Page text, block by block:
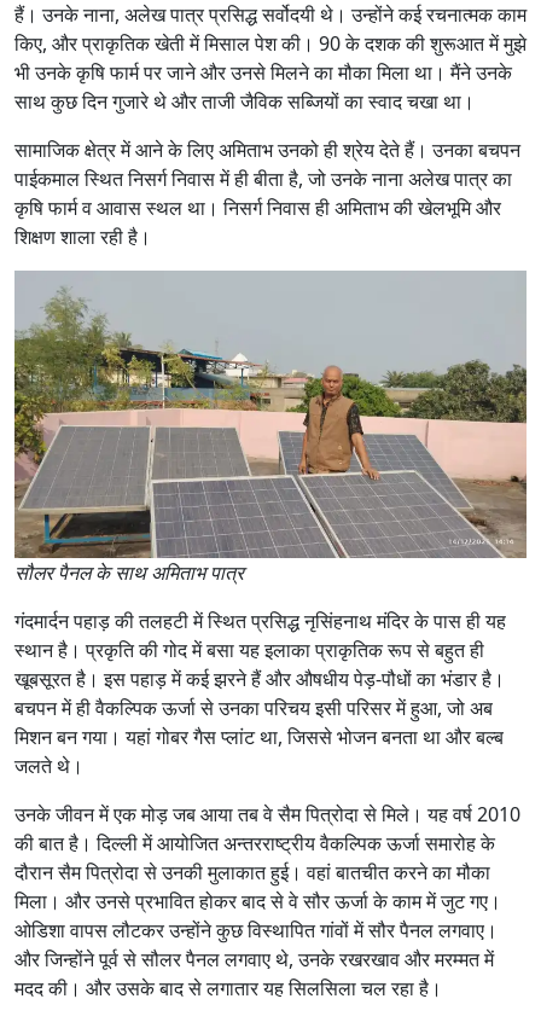
हैं। उनके नाना, अलेख पात्र प्रसिद्ध सर्वोदयी थे। उन्होंने कई रचनात्मक काम
किए, और प्राकृतिक खेती में मिसाल पेश की। 90 के दशक की शुरूआत में मुझे
भी उनके कृषि फार्म पर जाने और उनसे मिलने का मौका मिला था। मैंने उनके
साथ कुछ दिन गुजारे थे और ताजी जैविक सब्जियों का स्वाद चखा था।
सामाजिक क्षेत्र में आने के लिए अमिताभ उनको ही श्रेय देते हैं। उनका बचपन
पाईकमाल स्थित निसर्ग निवास में ही बीता है, जो उनके नाना अलेख पात्र का
कृषि फार्म व आवास स्थल था। निसर्ग निवास ही अमिताभ की खेलभूमि और
शिक्षण शाला रही है।
सौलर पैनल के साथ अमिताभ पात्र
गंदमार्दन पहाड़ की तलहटी में स्थित प्रसिद्ध नृसिंहनाथ मंदिर के पास ही यह
स्थान है। प्रकृति की गोद में बसा यह इलाका प्राकृतिक रूप से बहुत ही
खूबसूरत है। इस पहाड़ में कई झरने हैं और औषधीय पेड़-पौधों का भंडार है।
बचपन में ही वैकल्पिक ऊर्जा से उनका परिचय इसी परिसर में हुआ, जो अब
मिशन बन गया। यहां गोबर गैस प्लांट था, जिससे भोजन बनता था और बल्ब
जलते थे।
उनके जीवन में एक मोड़ जब आया तब वे सैम पित्रोदा से मिले। यह वर्ष 2010
की बात है। दिल्ली में आयोजित अन्तरराष्ट्रीय वैकल्पिक ऊर्जा समारोह के
दौरान सैम पित्रोदा से उनकी मुलाकात हुई। वहां बातचीत करने का मौका
मिला। और उनसे प्रभावित होकर बाद से वे सौर ऊर्जा के काम में जुट गए।
ओडिशा वापस लौटकर उन्होंने कुछ विस्थापित गांवों में सौर पैनल लगवाए।
और जिन्होंने पूर्व से सौलर पैनल लगवाए थे, उनके रखरखाव और मरम्मत में
मदद की। और उसके बाद से लगातार यह सिलसिला चल रहा है।